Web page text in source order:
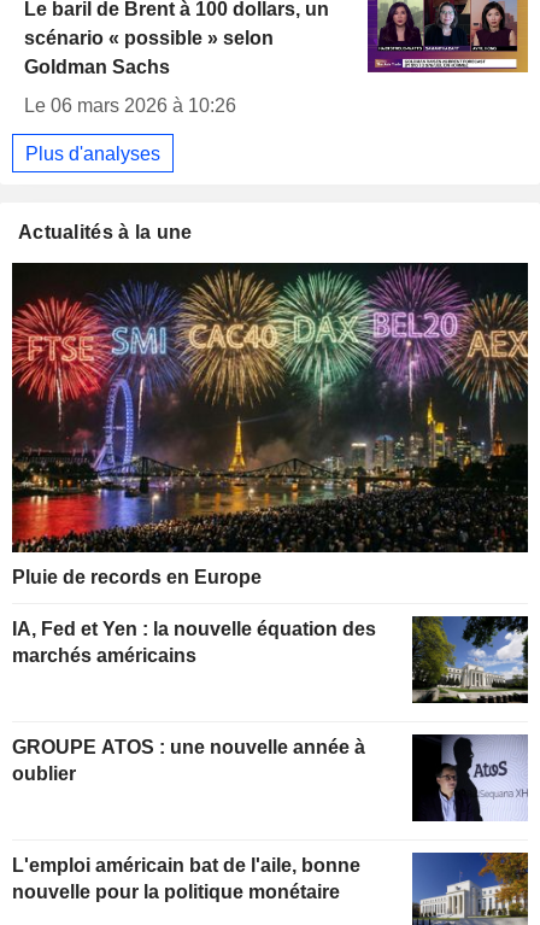
Le baril de Brent à 100 dollars, un
scénario « possible » selon
Goldman Sachs
Le 06 mars 2026 à 10:26
Plus d'analyses
Actualités à la une
Pluie de records en Europe
IA, Fed et Yen : la nouvelle équation des
marchés américains
GROUPE ATOS : une nouvelle année à
oublier
L'emploi américain bat de l'aile, bonne
nouvelle pour la politique monétaire